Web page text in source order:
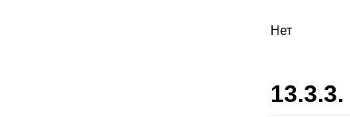
Нет
13.3.3.